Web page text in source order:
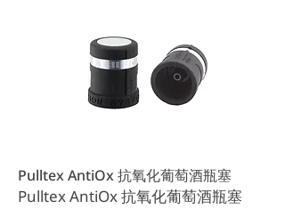
Pulltex AntiOx 抗氧化葡萄酒瓶塞
Pulltex AntiOx 抗氧化葡萄酒瓶塞